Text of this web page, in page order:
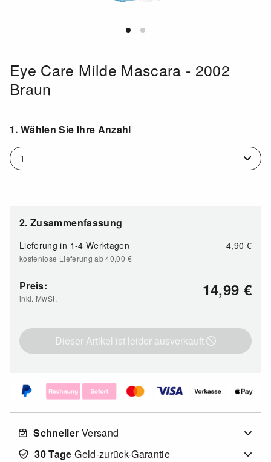
Eye Care Milde Mascara - 2002
Braun
1. Wählen Sie Ihre Anzahl
2. Zusammenfassung
Lieferung in 1-4 Werktagen 4,90 €
kostenlose Lieferung ab 40,00 €
Preis:
inkl. MwSt. 14,99 €
Dieser Artikel ist leider ausverkauft
Schneller Versand
30 Tage Geld-zurück-Garantie